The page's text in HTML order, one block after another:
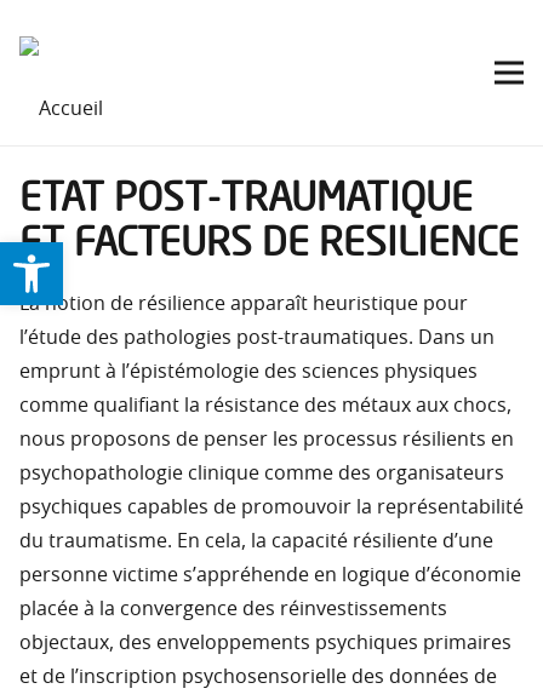
Ouvrir la barre d’outils
ETAT POST-TRAUMATIQUE
ET FACTEURS DE RESILIENCE
La notion de résilience apparaît heuristique pour
l’étude des pathologies post-traumatiques. Dans un
emprunt à l’épistémologie des sciences physiques
comme qualifiant la résistance des métaux aux chocs,
nous proposons de penser les processus résilients en
psychopathologie clinique comme des organisateurs
psychiques capables de promouvoir la représentabilité
du traumatisme. En cela, la capacité résiliente d’une
personne victime s’appréhende en logique d’économie
placée à la convergence des réinvestissements
objectaux, des enveloppements psychiques primaires
et de l’inscription psychosensorielle des données de